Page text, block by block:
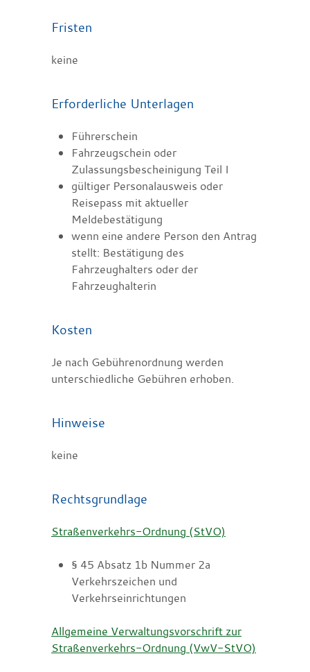
Fristen
keine
Erforderliche Unterlagen
Führerschein
Fahrzeugschein oder
Zulassungsbescheinigung Teil I
gültiger Personalausweis oder
Reisepass mit aktueller
Meldebestätigung
wenn eine andere Person den Antrag
stellt: Bestätigung des
Fahrzeughalters oder der
Fahrzeughalterin
Kosten
Je nach Gebührenordnung werden
unterschiedliche Gebühren erhoben.
Hinweise
keine
Rechtsgrundlage
Straßenverkehrs-Ordnung (StVO)
§ 45 Absatz 1b Nummer 2a
Verkehrszeichen und
Verkehrseinrichtungen
Allgemeine Verwaltungsvorschrift zur
Straßenverkehrs-Ordnung (VwV-StVO)